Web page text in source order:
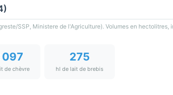
SSP, Ministere de l'Agriculture). Volumes en
097
de chèvre
275
hl de lait de brebis